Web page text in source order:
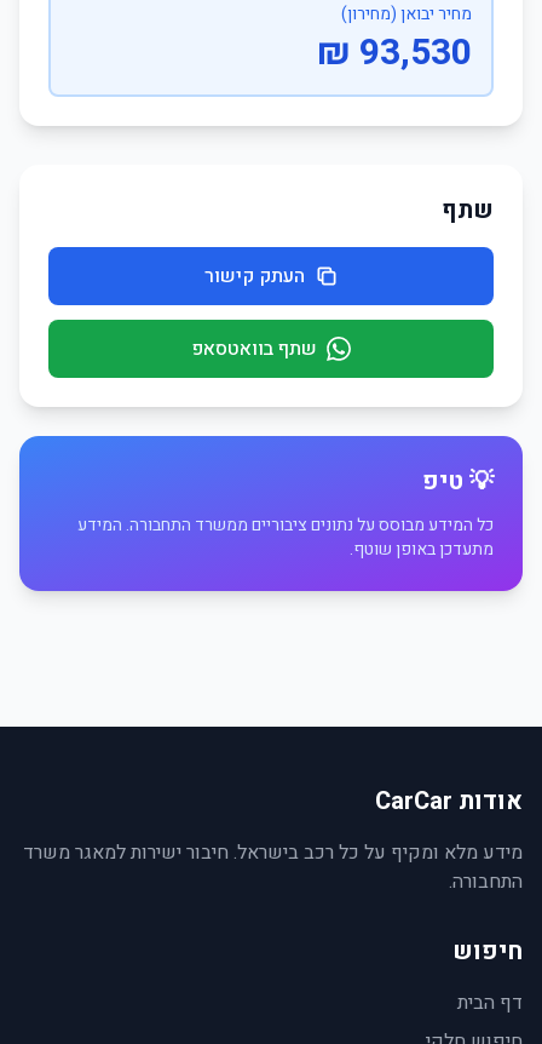
מחיר יבואן (מחירון)
93,530 ₪
שתף
העתק קישור
שתף בוואטסאפ
💡 טיפ
כל המידע מבוסס על נתונים ציבוריים ממשרד התחבורה. המידע
מתעדכן באופן שוטף.
אודות CarCar
מידע מלא ומקיף על כל רכב בישראל. חיבור ישירות למאגר משרד
התחבורה.
חיפוש
דף הבית